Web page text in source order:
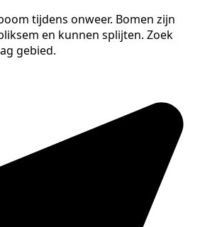
tijdens onweer. Bomen zijn
en kunnen splijten. Zoek
gebied.